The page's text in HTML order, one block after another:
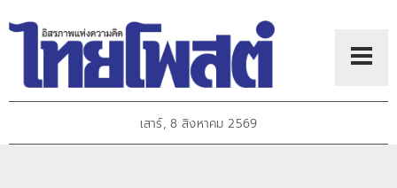
เสาร์, 8 สิงหาคม 2569